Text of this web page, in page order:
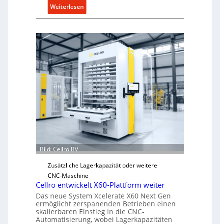
Weiterlesen
M
c
h
n
i
s
c
h
e
r
Ü
b
s
t
Bild: Cellro BV
Zusätzliche Lagerkapazität oder weitere
CNC-Maschine
Cellro entwickelt X60-Plattform weiter
Das neue System Xcelerate X60 Next Gen
ermöglicht zerspanenden Betrieben einen
skalierbaren Einstieg in die CNC-
Automatisierung, wobei Lagerkapazitäten